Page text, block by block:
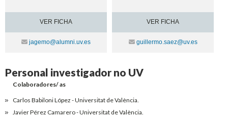
VER FICHA
Contacte
jagemo@alumni.uv.es
VER FICHA
Contacte
guillermo.saez@uv.es
Personal investigador no UV
Colaboradores/ as
Carlos Babiloni López - Universitat de València.
Javier Pérez Camarero - Universitat de València.